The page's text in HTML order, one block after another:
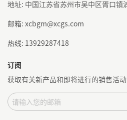
地址: 中国江苏省苏州市吴中区胥口镇
邮箱: xcbgm@xcgs.com
热线: 13929287418
订阅
获取有关新产品和即将进行的销售活